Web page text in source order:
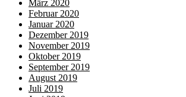
März 2020
Februar 2020
Januar 2020
Dezember 2019
November 2019
Oktober 2019
September 2019
August 2019
Juli 2019